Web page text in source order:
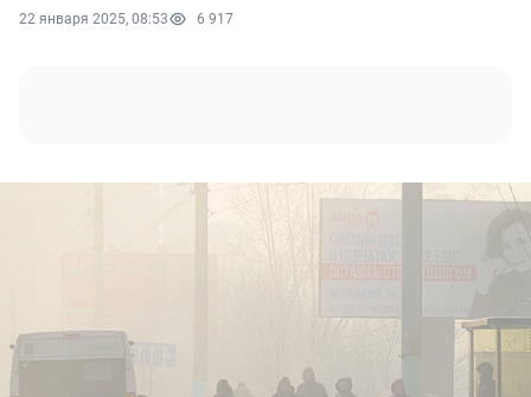
22 января 2025, 08:53 6 917